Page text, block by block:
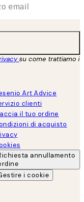
su come trattiamo i
Art Advice
clienti
il tuo ordine
di acquisto
annullamento
i cookie